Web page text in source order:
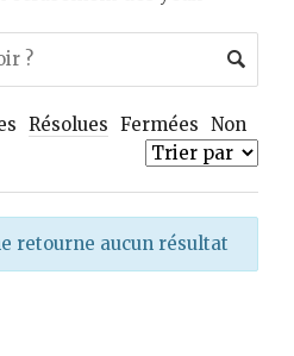
Résolues Fermées Non
retourne aucun résultat